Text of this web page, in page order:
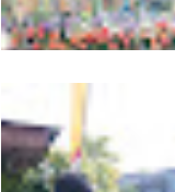
19 Kafilah